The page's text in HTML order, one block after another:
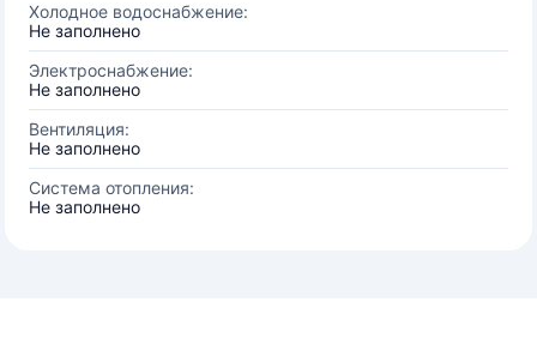
Холодное водоснабжение:
Не заполнено
Электроснабжение:
Не заполнено
Вентиляция:
Не заполнено
Система отопления:
Не заполнено